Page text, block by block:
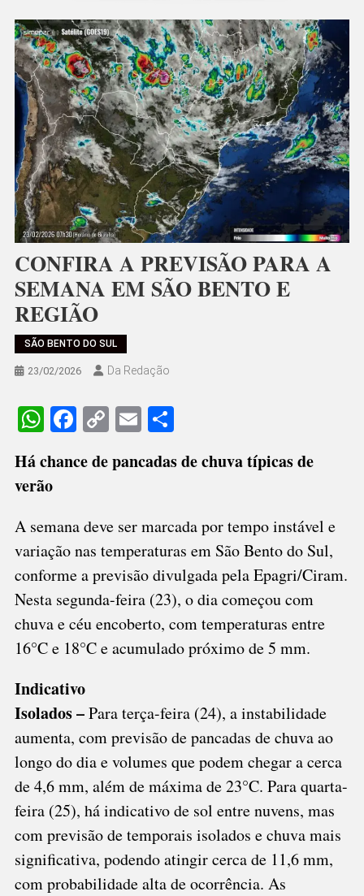
CONFIRA A PREVISÃO PARA A
SEMANA EM SÃO BENTO E
REGIÃO
SÃO BENTO DO SUL
23/02/2026 Da Redação
WhatsApp
Facebook
CopyEmailShare
Há chance de pancadas de chuva típicas de
verão
A semana deve ser marcada por tempo instável e
variação nas temperaturas em São Bento do Sul,
conforme a previsão divulgada pela Epagri/Ciram.
Nesta segunda-feira (23), o dia começou com
chuva e céu encoberto, com temperaturas entre
16°C e 18°C e acumulado próximo de 5 mm.
Indicativo
Isolados –Para terça-feira (24), a instabilidade
aumenta, com previsão de pancadas de chuva ao
longo do dia e volumes que podem chegar a cerca
de 4,6 mm, além de máxima de 23°C. Para quarta-
feira (25), há indicativo de sol entre nuvens, mas
com previsão de temporais isolados e chuva mais
significativa, podendo atingir cerca de 11,6 mm,
com probabilidade alta de ocorrência. As